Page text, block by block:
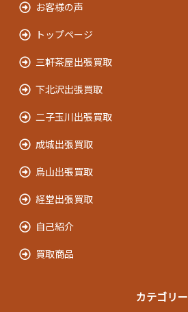
お客様の声
トップページ
三軒茶屋出張買取
下北沢出張買取
二子玉川出張買取
成城出張買取
烏山出張買取
経堂出張買取
自己紹介
買取商品
カテゴリー